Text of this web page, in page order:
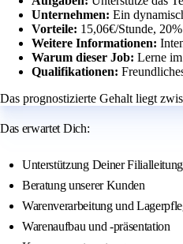
Unternehmen: Ein
Vorteile: 15,06€/Stunde,
Weitere Informationen:
Warum dieser Job: Lerne
Qualifikationen:
Das prognostizierte Gehalt liegt
Das erwartet Dich:
Unterstützung Deiner Filialleitung
Beratung unserer Kunden
Warenverarbeitung und
Warenaufbau und -präsentation